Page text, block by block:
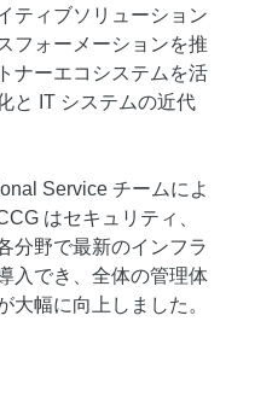
ティブソリューション
フォーメーションを推
ナーエコシステムを活
と IT システムの近代
Service チームによ
はセキュリティ、
分野で最新のインフラ
入でき、全体の管理体
大幅に向上しました。